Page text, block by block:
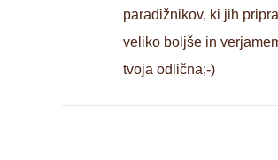
paradižnikov, ki jih
veliko boljše in
tvoja odlična;-)